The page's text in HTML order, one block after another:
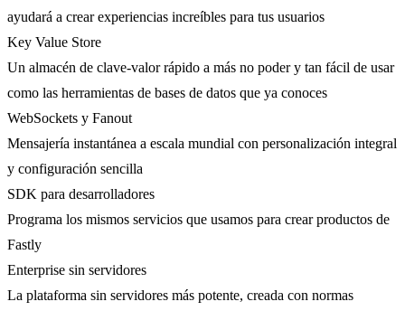
ayudará a crear experiencias increíbles para tus usuarios
Key Value Store
Un almacén de clave-valor rápido a más no poder y tan fácil de usar
como las herramientas de bases de datos que ya conoces
WebSockets y Fanout
Mensajería instantánea a escala mundial con personalización integral
y configuración sencilla
SDK para desarrolladores
Programa los mismos servicios que usamos para crear productos de
Fastly
Enterprise sin servidores
La plataforma sin servidores más potente, creada con normas